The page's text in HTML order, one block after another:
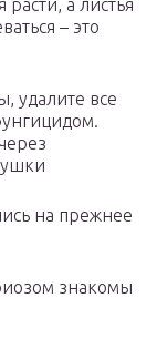
а листья
– это
удалите все
на прежнее
знакомы